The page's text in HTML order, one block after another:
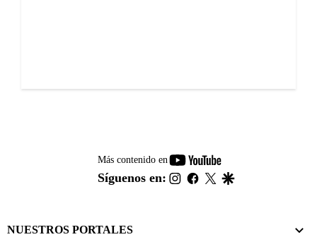
Más contenido en
youtube-
footer
Síguenos en: instagram
facebook
twitter
NUESTROS PORTALES